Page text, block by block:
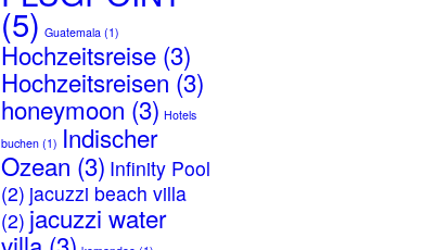
(5) Guatemala (1)
Hochzeitsreise (3)
Hochzeitsreisen(3)
honeymoon (3) Hotels
buchen (1) Indischer
Ozean (3) Infinity Pool
(2) jacuzzi beach villa
(2) jacuzzi water